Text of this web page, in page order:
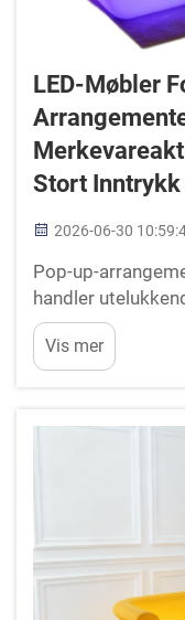
LED-Møbler
Stort Inntrykk
2026-06-30
Pop-up-
handler
på veldig kort tid.
bare et weekend,
timer. Målet er å
Vis mer